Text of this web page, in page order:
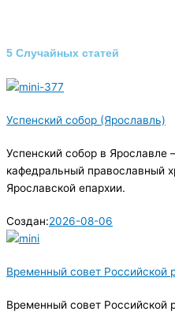
5 Случайных статей
Успенский собор (Ярославль)
Успенский собор в
кафедральный православный
Ярославской епархии.
Создан:2026-08-06
Временный совет Российской
Временный совет Российской